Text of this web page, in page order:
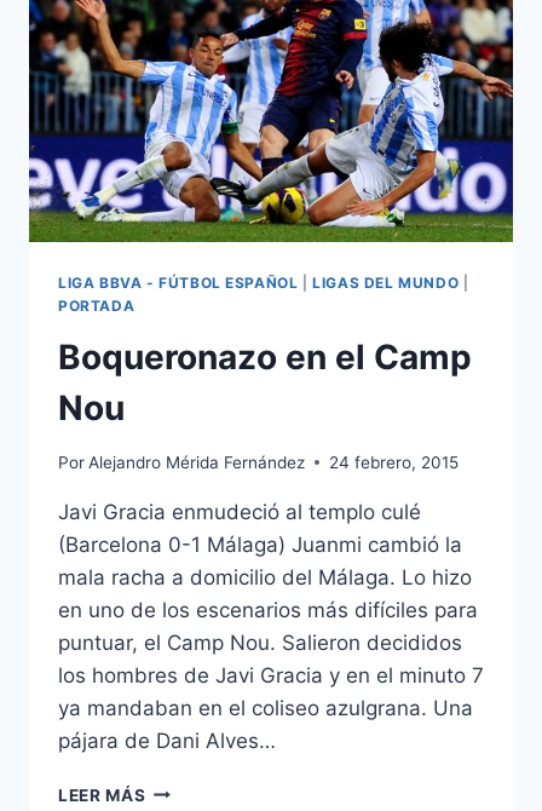
LIGA BBVA - FÚTBOL ESPAÑOL |LIGAS DEL MUNDO
PORTADA
Boqueronazo en el Camp
Nou
PorAlejandro Mérida Fernández 24 febrero, 2015
Javi Gracia enmudeció al templo culé
(Barcelona 0-1 Málaga) Juanmi cambió la
mala racha a domicilio del Málaga. Lo hizo
en uno de los escenarios más difíciles para
puntuar, el Camp Nou. Salieron decididos
los hombres de Javi Gracia y en el minuto 7
ya mandaban en el coliseo azulgrana. Una
pájara de Dani Alves…
LEER MÁS BOQUERONAZO